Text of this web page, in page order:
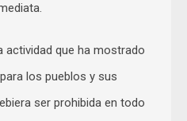
actividad que ha mostrado
los pueblos y sus
ser prohibida en todo